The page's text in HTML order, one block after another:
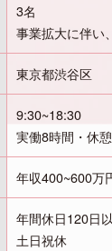
3名
事業拡大に伴い
東京都渋谷区
9:30~18:30
実働8時間・休
年収400~600万
年間休日120日
土日祝休